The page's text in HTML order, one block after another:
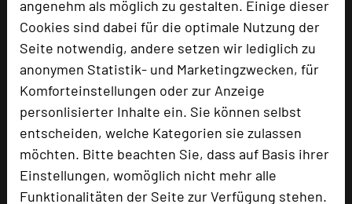
angenehm als möglich zu gestalten. Einige dieser
Cookies sind dabei für die optimale Nutzung der
Seite notwendig, andere setzen wir lediglich zu
anonymen Statistik- und Marketingzwecken, für
Komforteinstellungen oder zur Anzeige
personlisierter Inhalte ein. Sie können selbst
entscheiden, welche Kategorien sie zulassen
möchten. Bitte beachten Sie, dass auf Basis ihrer
Einstellungen, womöglich nicht mehr alle
Funktionalitäten der Seite zur Verfügung stehen.
Bewertung
Tagungsplaner
Tagungsteilnehmer